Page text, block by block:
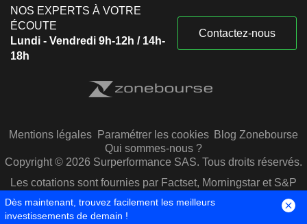
NOS EXPERTS À VOTRE
ÉCOUTE
Lundi - Vendredi 9h-12h / 14h-
18h
Contactez-nous
Mentions légales Paramétrer les cookies Blog Zonebourse
Qui sommes-nous ?
Copyright © 2026 Surperformance SAS. Tous droits réservés.
Les cotations sont fournies par Factset, Morningstar et S&P
Capital IQ
Dès maintenant, trouvez facilement les meilleurs
investissements de demain !